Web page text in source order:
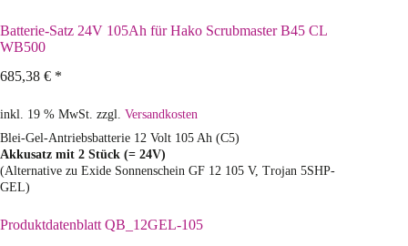
Batterie-Satz 24V 105Ah für Hako Scrubmaster B45 CL
WB500
685,38 € *
inkl. 19 % MwSt. zzgl. Versandkosten
Blei-Gel-Antriebsbatterie 12 Volt 105 Ah (C5)
Akkusatz mit 2 Stück (= 24V)
(Alternative zu Exide Sonnenschein GF 12 105 V, Trojan 5SHP-
GEL)
Produktdatenblatt QB_12GEL-105